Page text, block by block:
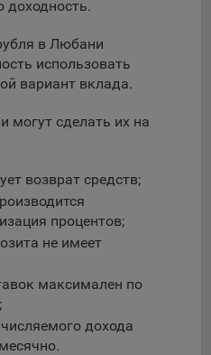
обработку данных для
аренды ООО «Рэкун
пр-т Дзержинского, д.3Б,
файлы не позволит
работы
пользователя, а также
иных рекламных
подходящему
пользователя.
доходность.
в Любани
использовать
вариант вклада.
могут сделать их на
возврат средств;
процентов;
не имеет
максимален по
дохода